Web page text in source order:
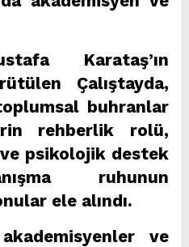
Karataş’ın
Çalıştayda,
buhranlar
rehberlik rolü,
psikolojik destek
ruhunun
ele alındı.
ve